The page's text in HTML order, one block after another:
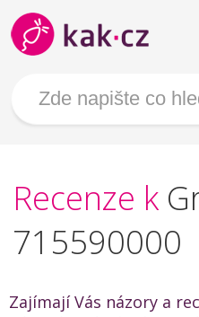
Recenze k
715590000
Zajímají Vás názory a